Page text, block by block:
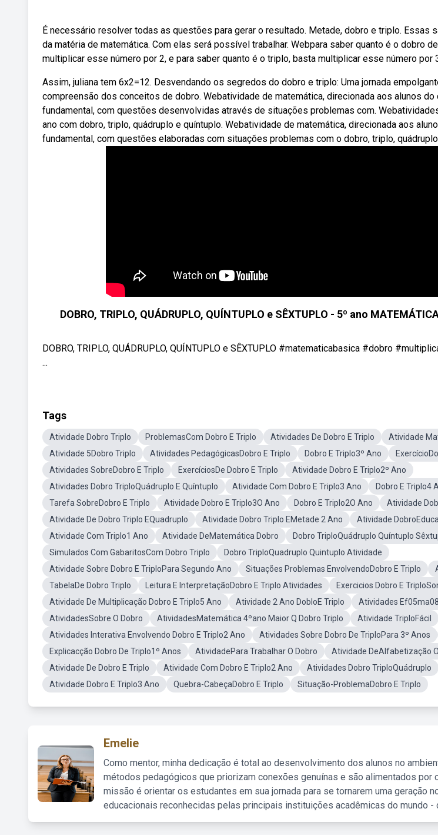
É necessário resolver todas as questões para gerar o resultado. Metade, dobro e triplo. Essas
da matéria de matemática. Com elas será possível trabalhar. Webpara saber quanto é o dobro
multiplicar esse número por 2, e para saber quanto é o triplo, basta multiplicar esse número por
Assim, juliana tem 6x2=12. Desvendando os segredos do dobro e triplo: Uma jornada
compreensão dos conceitos de dobro. Webatividade de matemática, direcionada aos alunos do
fundamental, com questões desenvolvidas através de situações problemas com.
ano com dobro, triplo, quádruplo e quíntuplo. Webatividade de matemática, direcionada aos
fundamental, com questões elaboradas com situações problemas com o dobro, triplo,
DOBRO, TRIPLO, QUÁDRUPLO, QUÍNTUPLO e SÊXTUPLO - 5º ano
DOBRO, TRIPLO, QUÁDRUPLO, QUÍNTUPLO e SÊXTUPLO #matematicabasica #dobro
...
Tags
Atividade Dobro Triplo ProblemasCom Dobro E Triplo Atividades De Dobro E Triplo
Atividade
Atividade 5Dobro Triplo
Atividades PedagógicasDobro E Triplo Dobro E Triplo3º Ano
Atividades SobreDobro E Triplo
ExercíciosDe Dobro E Triplo
Atividade Dobro E Triplo2º Ano
Atividades Dobro TriploQuádruplo E Quíntuplo
Atividade Com Dobro E Triplo3 Ano
Dobro E Triplo4
Tarefa SobreDobro E Triplo
Atividade Dobro E Triplo3O Ano Dobro E Triplo2O Ano
Atividade
Atividade De Dobro Triplo EQuadruplo
Atividade Dobro Triplo EMetade 2 Ano
Atividade
Atividade Com Triplo1 Ano
Atividade DeMatemática Dobro
Dobro TriploQuádruplo Quíntuplo
Simulados Com GabaritosCom Dobro Triplo
Dobro TriploQuadruplo Quintuplo Atividade
Atividade Sobre Dobro E TriploPara Segundo Ano
Situações Problemas EnvolvendoDobro E Triplo
TabelaDe Dobro Triplo
Leitura E InterpretaçãoDobro E Triplo Atividades
Exercicios Dobro E
Atividade De Multiplicação Dobro E Triplo5 Ano
Atividade 2 Ano DobloE Triplo
Atividades
AtividadesSobre O Dobro
AtividadesMatemática 4ºano Maior Q Dobro Triplo
Atividade TriploFácil
Atividades Interativa Envolvendo Dobro E Triplo2 Ano
Atividades Sobre Dobro De TriploPara 3º Anos
Explicacção Dobro De Triplo1º Anos
AtividadePara Trabalhar O Dobro
Atividade DeAlfabetização
Atividade De Dobro E Triplo
Atividade Com Dobro E Triplo2 Ano
Atividades Dobro TriploQuádruplo
Atividade Dobro E Triplo3 Ano
Quebra-CabeçaDobro E Triplo Situação-ProblemaDobro E Triplo
Emelie
Como mentor, minha dedicação é total ao desenvolvimento dos alunos no
métodos pedagógicos que priorizam conexões genuínas e são alimentados por
missão é orientar os estudantes em sua jornada para se tornarem uma geração
educacionais reconhecidas pelas principais instituições acadêmicas do mundo -